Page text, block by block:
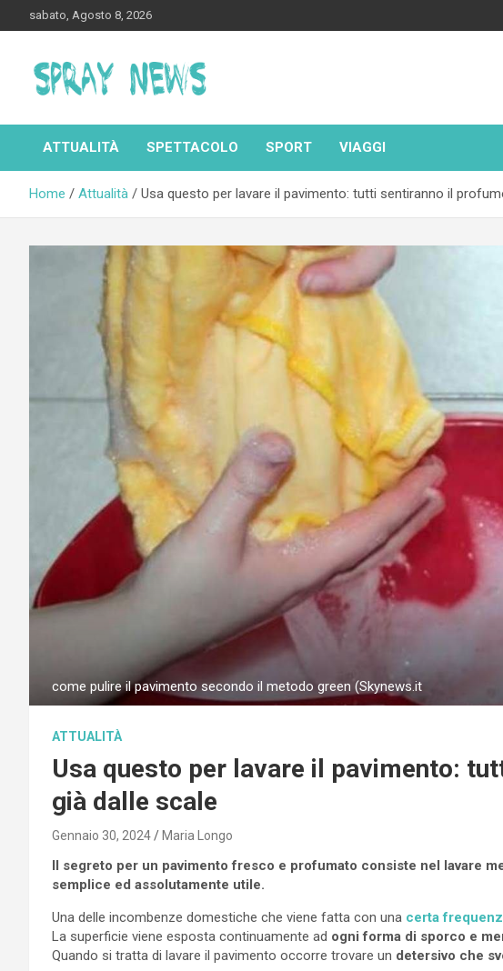
to
sabato, Agosto 8, 2026
Spraynews.it
ATTUALITÀ SPETTACOLO SPORT VIAGGI
Home Attualità Usa questo per lavare il pavimento: tutti sentiranno il
come pulire il pavimento secondo il metodo green (Skynews.it
ATTUALITÀ
Usa questo per lavare il pavimento:
già dalle scale
Gennaio 30, 2024 Maria Longo
Il segreto per un pavimento fresco e profumato consiste nel lavare
semplice ed assolutamente utile.
Una delle incombenze domestiche che viene fatta con una certa
La superficie viene esposta continuamente ad ogni forma di sporco e
Quando si tratta di lavare il pavimento occorre trovare un detersivo che